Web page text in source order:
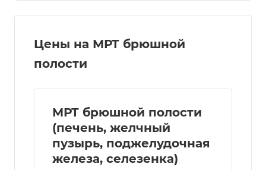
Цены на МРТ брюшной
полости
МРТ брюшной полости
(печень, желчный
пузырь, поджелудочная
железа, селезенка)